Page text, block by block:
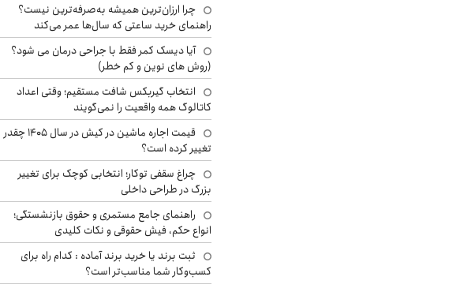
چرا ارزان‌ترین همیشه به‌صرفه‌ترین نیست؟
راهنمای خرید ساعتی که سال‌ها عمر می‌کند
آیا دیسک کمر فقط با جراحی درمان می شود؟
(روش های نوین و کم خطر)
انتخاب گیربکس شافت مستقیم؛ وقتی اعداد
کاتالوگ همه واقعیت را نمی‌گویند
قیمت اجاره ماشین در کیش در سال ۱۴۰۵ چقدر
تغییر کرده است؟
چراغ سقفی توکار؛ انتخابی کوچک برای تغییر
بزرگ در طراحی داخلی
راهنمای جامع مستمری و حقوق بازنشستگی؛
انواع حکم، فیش حقوقی و نکات کلیدی
ثبت برند یا خرید برند آماده : کدام راه برای
کسب‌وکار شما مناسب‌تر است؟